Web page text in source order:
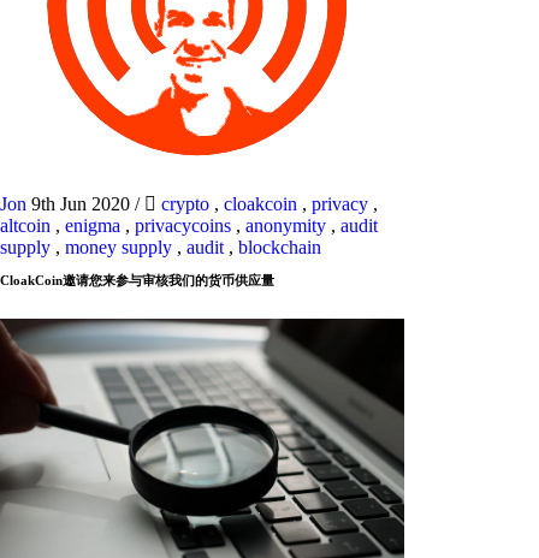
Jon 9th Jun 2020 / crypto , cloakcoin , privacy ,
altcoin , enigma , privacycoins , anonymity , audit
supply , money supply , audit , blockchain
CloakCoin邀请您来参与审核我们的货币供应量